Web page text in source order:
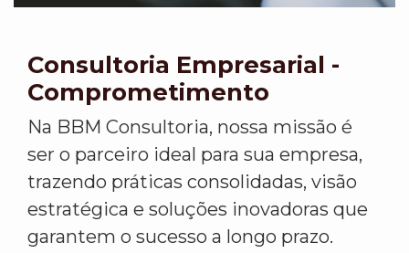
Consultoria Empresarial -
Comprometimento
Na BBM Consultoria, nossa missão é
ser o parceiro ideal para sua empresa,
trazendo práticas consolidadas, visão
estratégica e soluções inovadoras que
garantem o sucesso a longo prazo.